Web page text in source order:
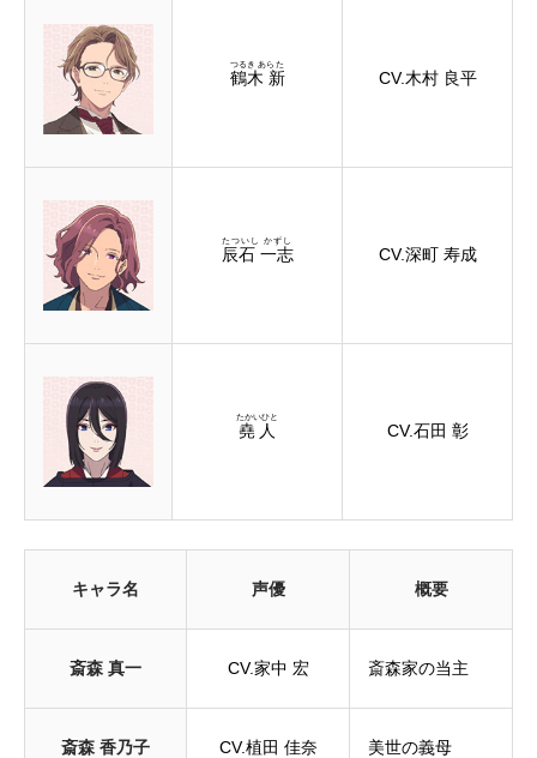
鶴木 新
つるき あらた
CV.木村 良平
辰石 一志
たついし かずし
CV.深町 寿成
堯人
たかいひと
CV.石田 彰
キャラ名 声優 概要
斎森 真一 CV.家中 宏 斎森家の当主
斎森 香乃子 CV.植田 佳奈 美世の義母